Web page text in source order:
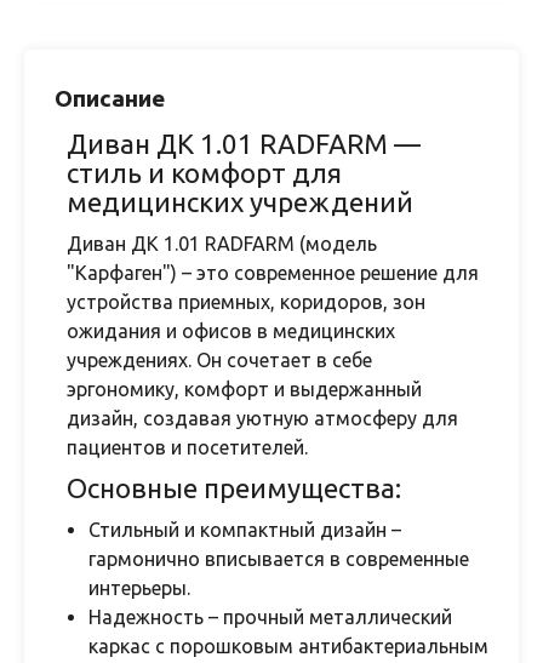
Описание
Диван ДК 1.01 RADFARM —
стиль и комфорт для
медицинских учреждений
Диван ДК 1.01 RADFARM (модель
"Карфаген") – это современное решение для
устройства приемных, коридоров, зон
ожидания и офисов в медицинских
учреждениях. Он сочетает в себе
эргономику, комфорт и выдержанный
дизайн, создавая уютную атмосферу для
пациентов и посетителей.
Основные преимущества:
Стильный и компактный дизайн –
гармонично вписывается в современные
интерьеры.
Надежность – прочный металлический
каркас с порошковым антибактериальным